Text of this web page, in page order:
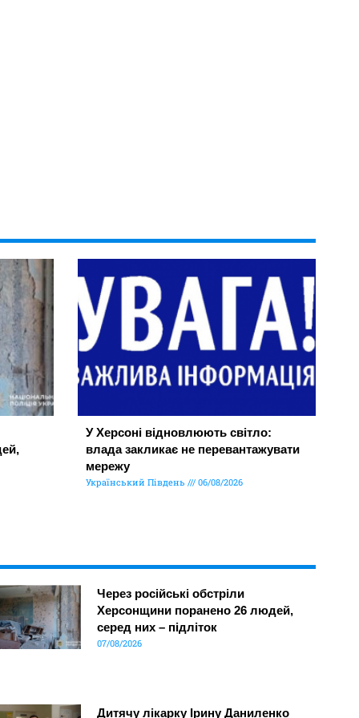
У Херсоні відновлюють світло:
влада закликає не перевантажувати
мережу
Український Південь 06/08/2026
Через російські обстріли
Херсонщини поранено 26 людей,
серед них – підліток
07/08/2026
Дитячу лікарку Ірину Даниленко